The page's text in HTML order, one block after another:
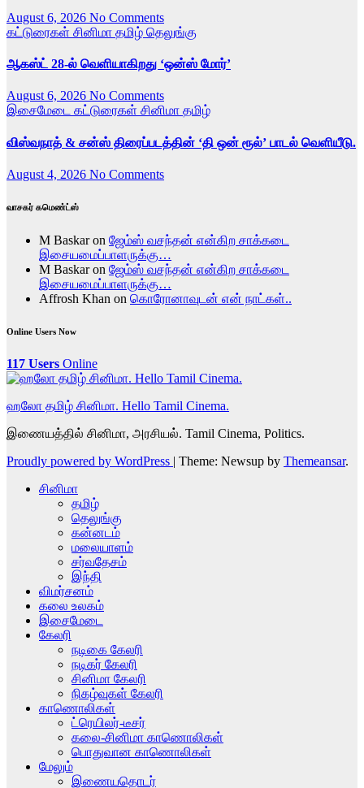
August 6, 2026 No Comments
கட்டுரைகள் சினிமா தமிழ் தெலுங்கு
ஆகஸ்ட் 28-ல் வெளியாகிறது ‘ஒன்ஸ் மோர்’
August 6, 2026 No Comments
இசைமேடை கட்டுரைகள் சினிமா தமிழ்
விஸ்வநாத் & சன்ஸ் திரைப்படத்தின் ‘தி ஒன் ரூல்’ பாடல் வெளியீடு.
August 4, 2026 No Comments
வாசகர் கமெண்ட்ஸ்
M Baskaron ஜேம்ஸ் வசந்தன் என்கிற சாக்கடை
இசையமைப்பாளருக்கு…
M Baskaron ஜேம்ஸ் வசந்தன் என்கிற சாக்கடை
இசையமைப்பாளருக்கு…
Affrosh Khan on கொரோனாவுடன் என் நாட்கள்..
Online Users Now
117 Users Online
ஹலோ தமிழ் சினிமா. Hello Tamil Cinema.
இணையத்தில் சினிமா, அரசியல். Tamil Cinema, Politics.
Proudly powered by WordPress | Theme: Newsup by Themeansar.
சினிமா
தமிழ்
தெலுங்கு
கன்னடம்
மலையாளம்
சர்வதேசம்
இந்தி
விமர்சனம்
கலை உலகம்
இசைமேடை
கேலரி
நடிகை கேலரி
நடிகர் கேலரி
சினிமா கேலரி
நிகழ்வுகள் கேலரி
காணொலிகள்
ட்ரெயிலர்-டீசர்
கலை-சினிமா காணொலிகள்
பொதுவான காணொலிகள்
மேலும்
இணையதொடர்